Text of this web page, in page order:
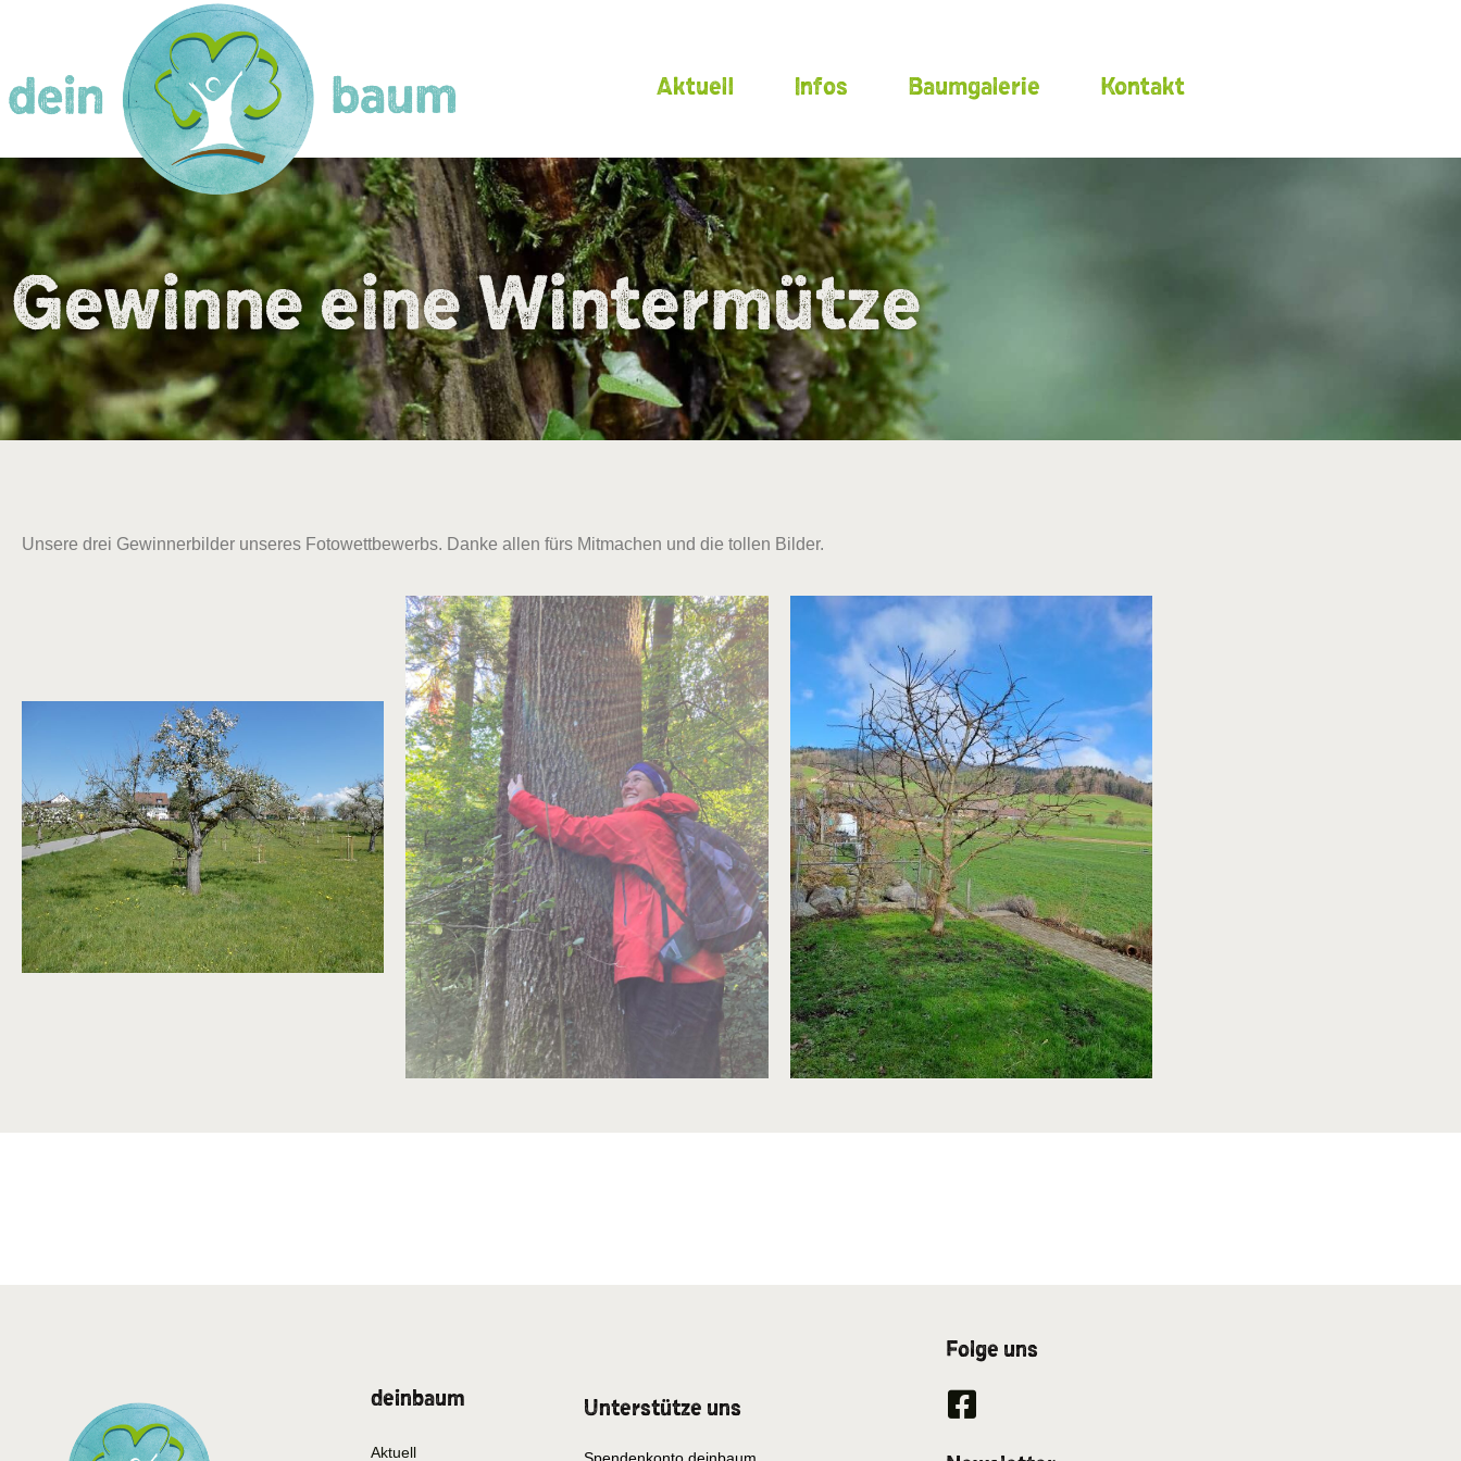
Aktuell Infos Baumgalerie Kontakt
Gewinne eine Wintermütze
Unsere drei Gewinnerbilder unseres Fotowettbewerbs. Danke allen fürs Mitmachen und die tollen Bilder.
deinbaum
Aktuell
Unterstütze uns
Folge uns